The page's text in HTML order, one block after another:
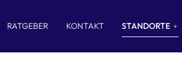
RATGEBER KONTAKT STANDORTE